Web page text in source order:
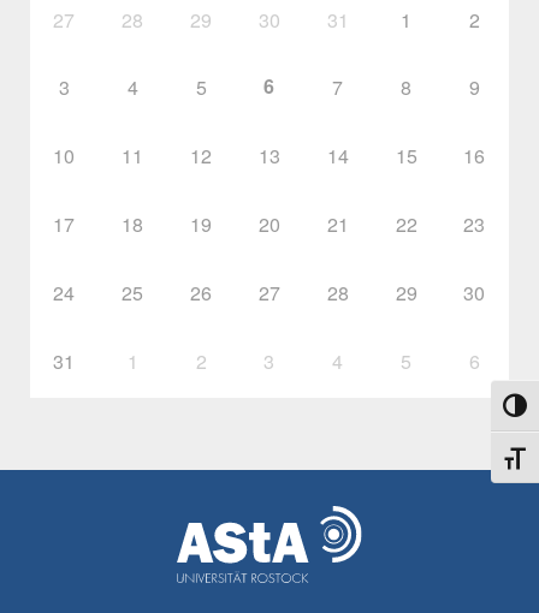
27 28 29 30 31 1 2
3 4 5 6 7 8 9
10 11 12 13 14 15 16
17 18 19 20 21 22 23
24 25 26 27 28 29 30
31 1 2 3 4 5 6